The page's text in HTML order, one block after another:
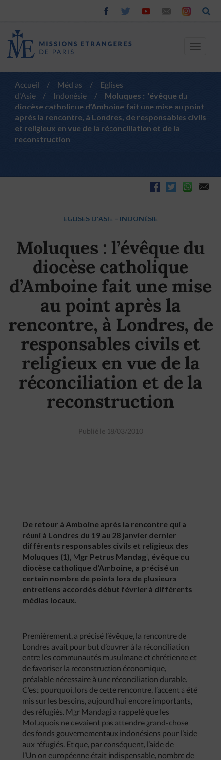
Toggle
Accueil / Médias /
Eglises
d'Asie
/ Indonésie /
Moluques : l’évêque du
diocèse catholique d’Amboine fait une mise au point
après la rencontre, à Londres, de responsables civils
et religieux en vue de la réconciliation et de la
reconstruction
EGLISES D'ASIE – INDONÉSIE
Moluques : l’évêque du
diocèse catholique
d’Amboine fait une mise
au point après la
rencontre, à Londres, de
responsables civils et
religieux en vue de la
réconciliation et de la
reconstruction
Publié le 18/03/2010
De retour à Amboine après la rencontre qui a
réuni à Londres du 19 au 28 janvier dernier
différents responsables civils et religieux des
Moluques (1), Mgr Petrus Mandagi, évêque du
diocèse catholique d’Amboine, a précisé un
certain nombre de points lors de plusieurs
entretiens accordés début février à différents
médias locaux.
Premièrement, a précisé l’évêque, la rencontre de
Londres avait pour but d’ouvrer à la réconciliation
entre les communautés musulmane et chrétienne et
de favoriser la reconstruction économique,
préalable nécessaire à une réconciliation durable.
C’est pourquoi, lors de cette rencontre, l’accent a été
mis sur les besoins, aujourd’hui encore importants,
des réfugiés. Mgr Mandagi a rappelé que les
Moluquois ne devaient pas attendre grand-chose
des fonds gouvernementaux indonésiens pour l’aide
aux réfugiés. Et que, par conséquent, l’aide de
l’Union européenne était indispensable, nombre de